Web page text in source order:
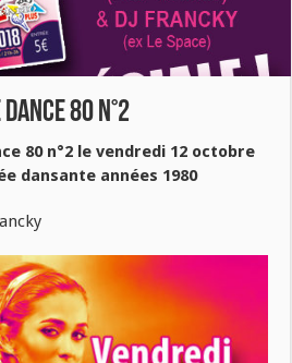
80 n°2
80 n°2 le vendredi 12 octobre
dansante années 1980